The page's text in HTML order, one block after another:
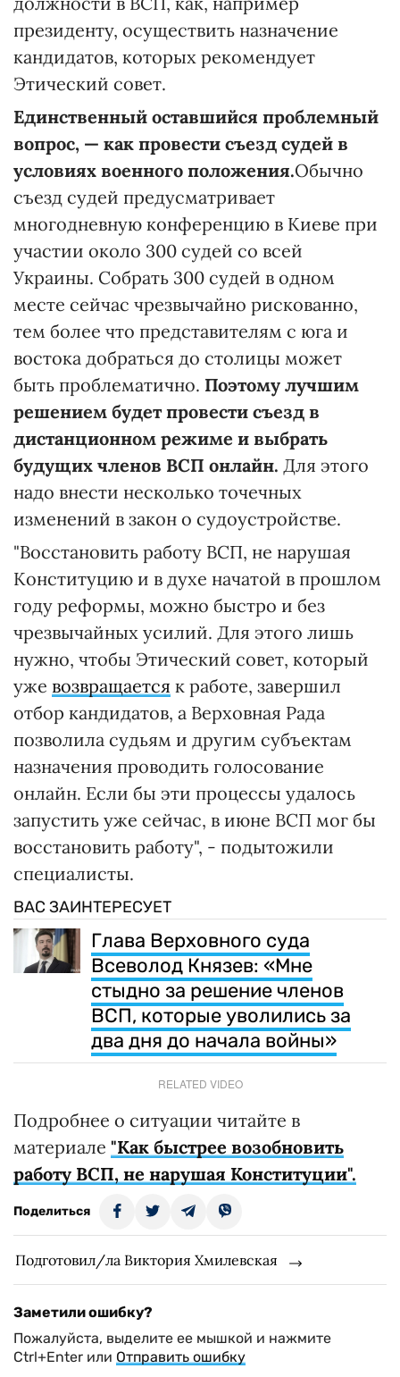
президенту, осуществить назначение
кандидатов, которых рекомендует
Этический совет.
Единственный оставшийся проблемный
вопрос, — как провести съезд судей в
условиях военного положения.Обычно
съезд судей предусматривает
многодневную конференцию в Киеве при
участии около 300 судей со всей
Украины. Собрать 300 судей в одном
месте сейчас чрезвычайно рискованно,
тем более что представителям с юга и
востока добраться до столицы может
быть проблематично. Поэтому лучшим
решением будет провести съезд в
дистанционном режиме и выбрать
будущих членов ВСП онлайн. Для этого
надо внести несколько точечных
изменений в закон о судоустройстве.
"Восстановить работу ВСП, не нарушая
Конституцию и в духе начатой в прошлом
году реформы, можно быстро и без
чрезвычайных усилий. Для этого лишь
нужно, чтобы Этический совет, который
уже возвращается к работе, завершил
отбор кандидатов, а Верховная Рада
позволила судьям и другим субъектам
назначения проводить голосование
онлайн. Если бы эти процессы удалось
запустить уже сейчас, в июне ВСП мог бы
восстановить работу", - подытожили
специалисты.
ВАС ЗАИНТЕРЕСУЕТ
Глава Верховного суда
Всеволод Князев: «Мне
стыдно за решение членов
ВСП, которые уволились за
два дня до начала войны»
RELATED VIDEO
Подробнее о ситуации читайте в
материале "Как быстрее возобновить
работу ВСП, не нарушая Конституции".
Поделиться
Подготовил/ла Виктория Хмилевская
Заметили ошибку?
Пожалуйста, выделите ее мышкой и нажмите
Ctrl+Enter или Отправить ошибку